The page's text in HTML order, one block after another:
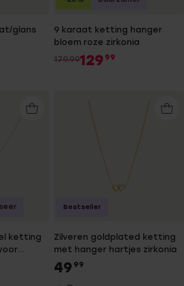
glans
9 karaat ketting hanger
bloem roze zirkonia
179.99129 99
ketting
Zilveren goldplated ketting
met hanger hartjes zirkonia
49 99
Bestseller